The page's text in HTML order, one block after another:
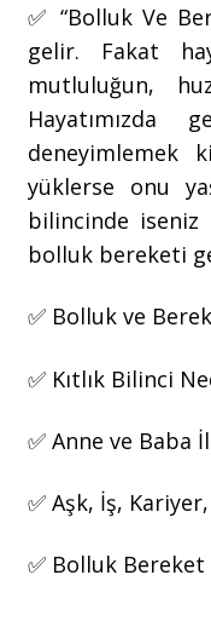
✅ “Bolluk Ve
gelir. Fakat
mutluluğun,
deneyimlemek
yüklerse onu
bilincinde iseniz
bolluk bereketi
✅ Bolluk ve
✅ Kıtlık Bilinci
✅ Anne ve Baba
✅ Aşk, İş,
✅ Bolluk